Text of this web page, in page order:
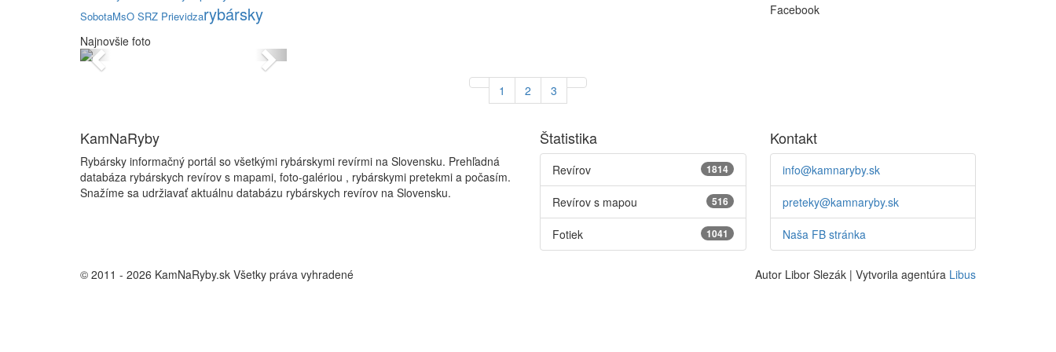
SobotaMsO SRZ Prievidzarybársky
Najnovšie foto
Previous Next
Facebook
1 2 3
KamNaRyby
Rybársky informačný portál so všetkými rybárskymi revírmi na Slovensku. Prehľadná
databáza rybárskych revírov s mapami, foto-galériou , rybárskymi pretekmi a počasím.
Snažíme sa udržiavať aktuálnu databázu rybárskych revírov na Slovensku.
Štatistika
1814
Revírov
516
Revírov s mapou
1041
Fotiek
Kontakt
info@kamnaryby.sk
preteky@kamnaryby.sk
Naša FB stránka
© 2011 - 2026 KamNaRyby.sk Všetky práva vyhradené Autor Libor Slezák | Vytvorila agentúra Libus